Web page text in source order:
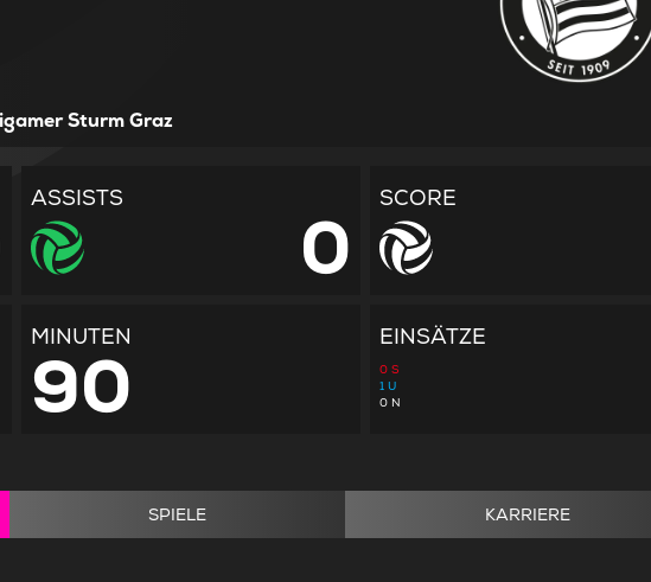
Sturm Graz
ASSISTS
0
SCORE
MINUTEN
90
EINSÄTZE
0S
1U
0N
SPIELE KARRIERE